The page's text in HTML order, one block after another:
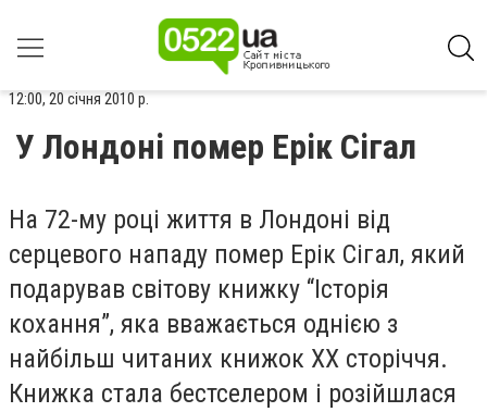
12:00, 20 січня 2010 р.
У Лондоні помер Ерік Сігал
На 72-му році життя в Лондоні від
серцевого нападу помер Ерік Сігал, який
подарував світову книжку “Історія
кохання”, яка вважається однією з
найбільш читаних книжок ХХ сторіччя.
Книжка стала бестселером і розійшлася